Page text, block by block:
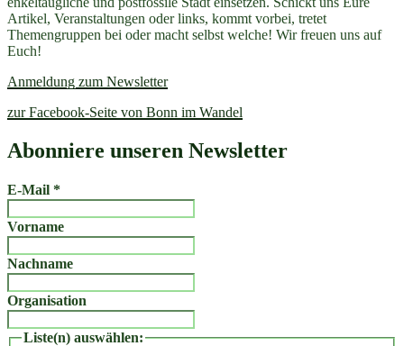
Artikel, Veranstaltungen oder links, kommt vorbei, tretet
Themengruppen bei oder macht selbst welche! Wir freuen uns auf
Euch!
Anmeldung zum Newsletter
zur Facebook-Seite von Bonn im Wandel
Abonniere unseren Newsletter
E-Mail *
Vorname
Nachname
Organisation
Liste(n) auswählen: